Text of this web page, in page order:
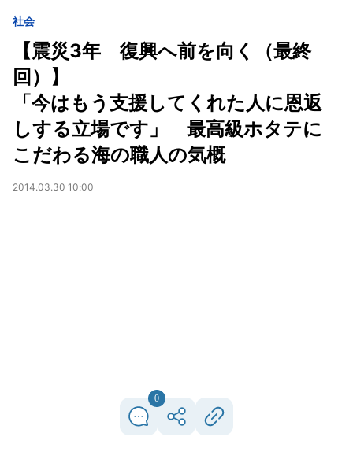
社会
【震災3年 復興へ前を向く（最終
回）】
「今はもう支援してくれた人に恩返
しする立場です」 最高級ホタテに
こだわる海の職人の気概
2014.03.30 10:00
0